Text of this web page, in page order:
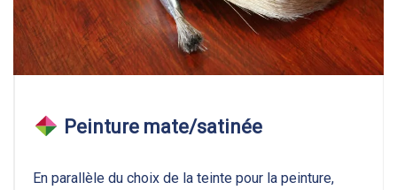
Peinture mate/satinée
En parallèle du choix de la teinte pour la peinture,